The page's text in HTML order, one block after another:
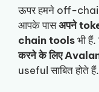
ऊपर हमने off-
आपके पासअपने
chain toolsभी
करने के लिए
useful साबित होते हैं.